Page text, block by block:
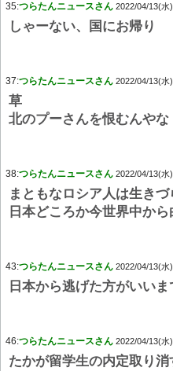
35:つらたんニュースさん 2022/04/13(水
しゃーない、国にお帰り
37:つらたんニュースさん 2022/04/13(水
草
北のプーさんを恨むんやな
38:つらたんニュースさん 2022/04/13(水
まともなロシア人は生き
日本どころか今世界中か
43:つらたんニュースさん 2022/04/13(水
日本から逃げた方がいいま
46:つらたんニュースさん 2022/04/13(水
たかが留学生の内定取り